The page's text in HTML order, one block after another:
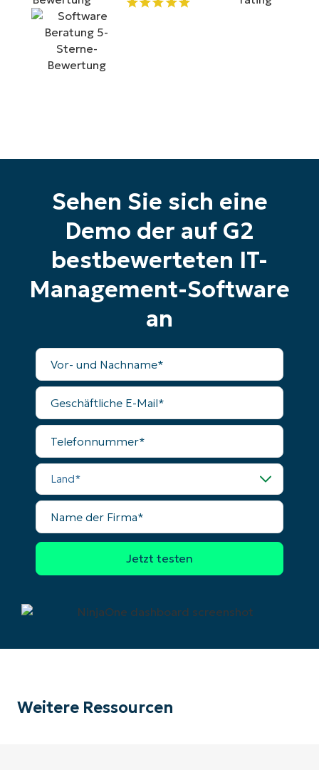
Sehen Sie sich eine
Demo der auf G2
bestbewerteten IT-
Management-Software
an
Vollständiger
Name
Geschäftliche
Mail
Telefonnummer
Land
Name
der
Firma
Weitere Ressourcen
alle Funktionen
First
Business
Company
name*